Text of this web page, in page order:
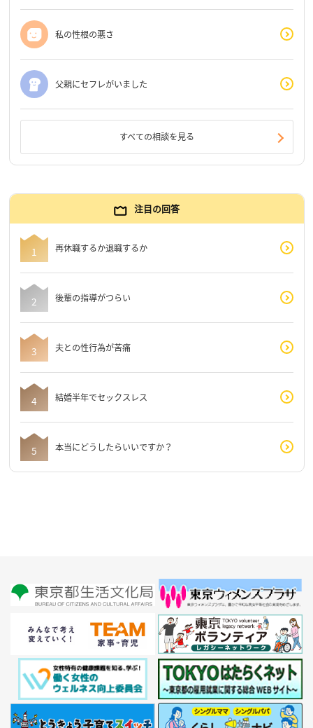
私の性根の悪さ
父親にセフレがいました
すべての相談を見る
注目の回答
再休職するか退職するか
後輩の指導がつらい
夫との性行為が苦痛
結婚半年でセックスレス
本当にどうしたらいいですか？